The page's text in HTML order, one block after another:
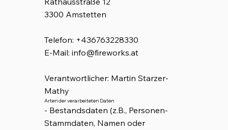
3300 Amstetten
Telefon: +436763228330
E-Mail: info@fireworks.at
Verantwortlicher: Martin Starzer-
Mathy
Arten der verarbeiteten Daten
- Bestandsdaten (z.B., Personen-
Stammdaten, Namen oder